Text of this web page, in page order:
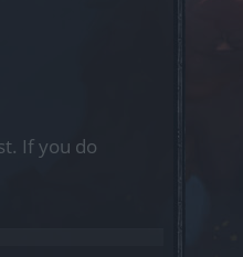
If you do